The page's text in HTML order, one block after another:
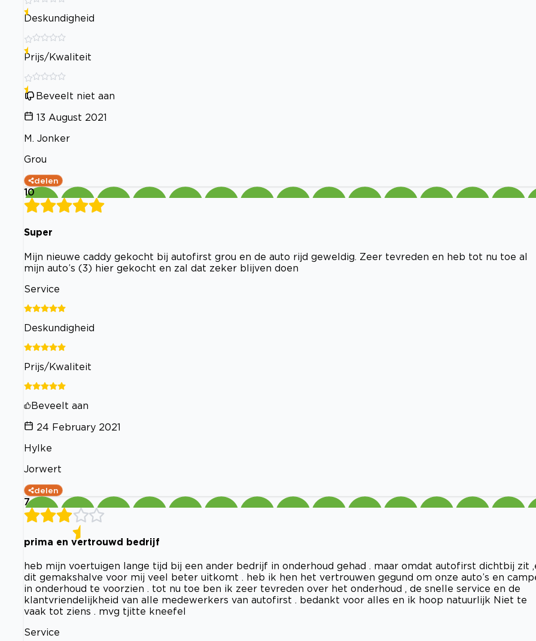
Deskundigheid
Prijs/Kwaliteit
Beveelt niet aan
13 August 2021
M. Jonker
Grou
delen
10
Super
Mijn nieuwe caddy gekocht bij autofirst grou en de auto rijd geweldig. Zeer tevreden en heb tot nu toe al
mijn auto’s (3) hier gekocht en zal dat zeker blijven doen
Service
Deskundigheid
Prijs/Kwaliteit
Beveelt aan
24 February 2021
Hylke
Jorwert
delen
7
prima en vertrouwd bedrijf
heb mijn voertuigen lange tijd bij een ander bedrijf in onderhoud gehad . maar omdat autofirst dichtbij zit
dit gemakshalve voor mij veel beter uitkomt . heb ik hen het vertrouwen gegund om onze auto’s en
in onderhoud te voorzien . tot nu toe ben ik zeer tevreden over het onderhoud , de snelle service en de
klantvriendelijkheid van alle medewerkers van autofirst . bedankt voor alles en ik hoop natuurlijk Niet te
vaak tot ziens . mvg tjitte kneefel
Service